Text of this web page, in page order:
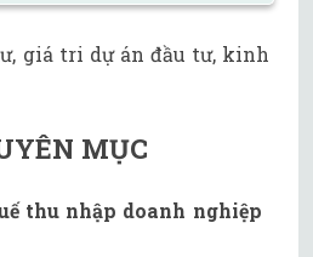
, giá tri dự án đầu tư, kinh
MỤC
thu nhập doanh nghiệp